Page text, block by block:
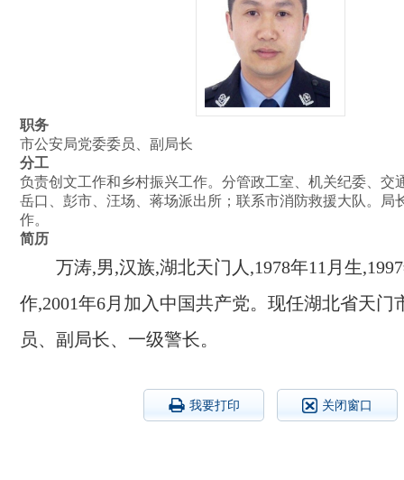
职务
市公安局党委委员、副局长
分工
负责创文工作和乡村振兴工作。分管政工室、机关纪委、交
岳口、彭市、汪场、蒋场派出所；联系市消防救援大队。局
作。
简历
万涛,男,汉族,湖北天门人,1978年11月生
作,2001年6月加入中国共产党。现任湖北省天门
员、副局长、一级警长。
我要打印 关闭窗口